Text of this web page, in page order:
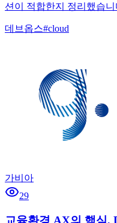
션이 적합한지 정리했습니
데브옵스#cloud
가비아
29
교육환경 AX의 핵심,